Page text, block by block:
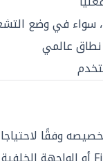
، سواء في وضع
عالمي
وفقًا